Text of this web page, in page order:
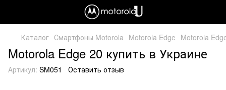
Каталог Смартфоны Motorola Motorola Edge Motorola
Motorola Edge 20 купить в Украине
Артикул: SM051 Оставить отзыв